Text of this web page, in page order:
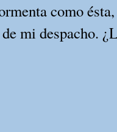
como
mi despacho.